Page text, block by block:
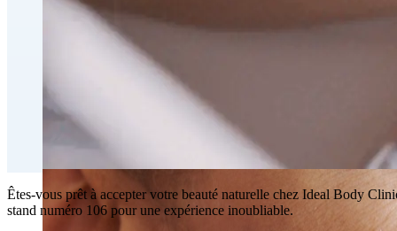
Traitement injectable du double menton
Emsculpt NEO® Perte de gras par contournage du corps
Slimwave Montreal Contournage
Contournement avec Venus Bliss MAX™ à Montréal |
Êtes-vous prêt à accepter votre beauté naturelle chez Ideal Body
stand numéro 106 pour une expérience inoubliable.